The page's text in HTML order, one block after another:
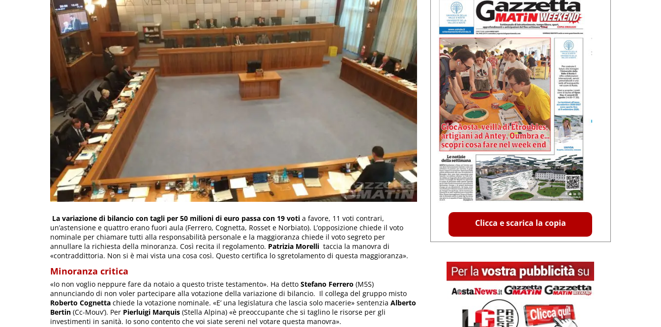
La variazione di bilancio con tagli per 50 milioni di euro passa con 19 voti a favore, 11 voti contrari,
un’astensione e quattro erano fuori aula (Ferrero, Cognetta, Rosset e Norbiato). L’opposizione chiede il voto
nominale per chiamare tutti alla responsabilità personale e la maggioranza chiede il voto segreto per
annullare la richiesta della minoranza. Così recita il regolamento. Patrizia Morelli taccia la manovra di
«contraddittoria. Non si è mai vista una cosa così. Questo certifica lo sgretolamento di questa maggioranza».
Minoranza critica
«Io non voglio neppure fare da notaio a questo triste testamento». Ha detto Stefano Ferrero (M5S)
annunciando di non voler partecipare alla votazione della variazione di bilancio. Il collega del gruppo misto
Roberto Cognetta chiede la votazione nominale. «E’ una legislatura che lascia solo macerie» sentenzia Alberto
Bertin (Cc-Mouv’). Per Pierluigi Marquis (Stella Alpina) «è preoccupante che si taglino le risorse per gli
investimenti in sanità. Io sono contento che voi siate sereni nel votare questa manovra».
Clicca e scarica la copia